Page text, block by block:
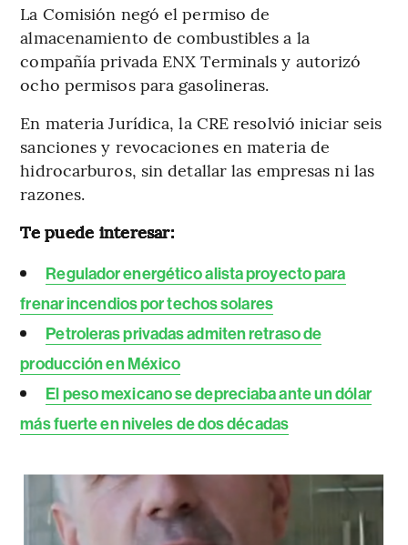
La Comisión negó el permiso de
almacenamiento de combustibles a la
compañía privada ENX Terminals y autorizó
ocho permisos para gasolineras.
En materia Jurídica, la CRE resolvió iniciar seis
sanciones y revocaciones en materia de
hidrocarburos, sin detallar las empresas ni las
razones.
Te puede interesar:
Regulador energético alista proyecto para
frenar incendios por techos solares
Petroleras privadas admiten retraso de
producción en México
El peso mexicano se depreciaba ante un dólar
más fuerte en niveles de dos décadas